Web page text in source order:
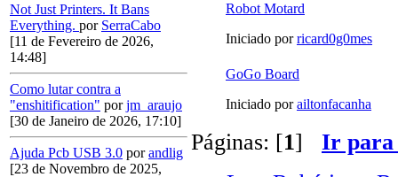
Not Just Printers. It Bans
Everything. por SerraCabo
[11 de Fevereiro de 2026,
14:48]
Como lutar contra a
"enshitification" porjm_araujo
[30 de Janeiro de 2026, 17:10]
Ajuda Pcb USB 3.0 porandlig
[23 de Novembro de 2025,
Robot Motard
Iniciado porricard0g0mes
GoGo Board
Iniciado porailtonfacanha
Páginas: [1] Ir para